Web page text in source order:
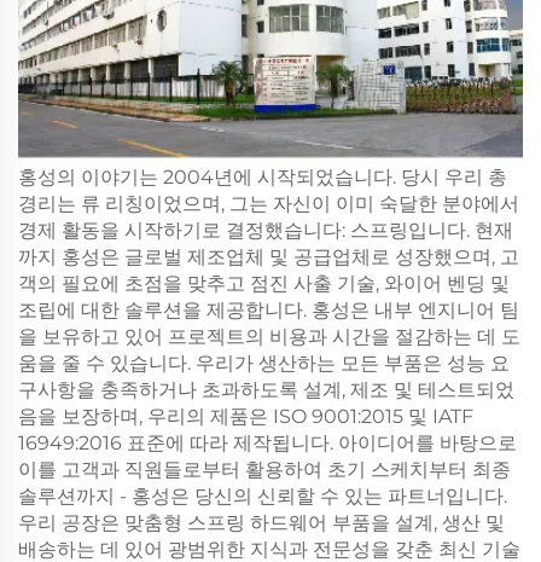
홍성의 이야기는 2004년에 시작되었습니다. 당시 우리 총
경리는 류 리칭이었으며, 그는 자신이 이미 숙달한 분야에서
경제 활동을 시작하기로 결정했습니다: 스프링입니다. 현재
까지 홍성은 글로벌 제조업체 및 공급업체로 성장했으며, 고
객의 필요에 초점을 맞추고 점진 사출 기술, 와이어 벤딩 및
조립에 대한 솔루션을 제공합니다. 홍성은 내부 엔지니어 팀
을 보유하고 있어 프로젝트의 비용과 시간을 절감하는 데 도
움을 줄 수 있습니다. 우리가 생산하는 모든 부품은 성능 요
구사항을 충족하거나 초과하도록 설계, 제조 및 테스트되었
음을 보장하며, 우리의 제품은 ISO 9001:2015 및 IATF
16949:2016 표준에 따라 제작됩니다. 아이디어를 바탕으로
이를 고객과 직원들로부터 활용하여 초기 스케치부터 최종
솔루션까지 - 홍성은 당신의 신뢰할 수 있는 파트너입니다.
우리 공장은 맞춤형 스프링 하드웨어 부품을 설계, 생산 및
배송하는 데 있어 광범위한 지식과 전문성을 갖춘 최신 기술